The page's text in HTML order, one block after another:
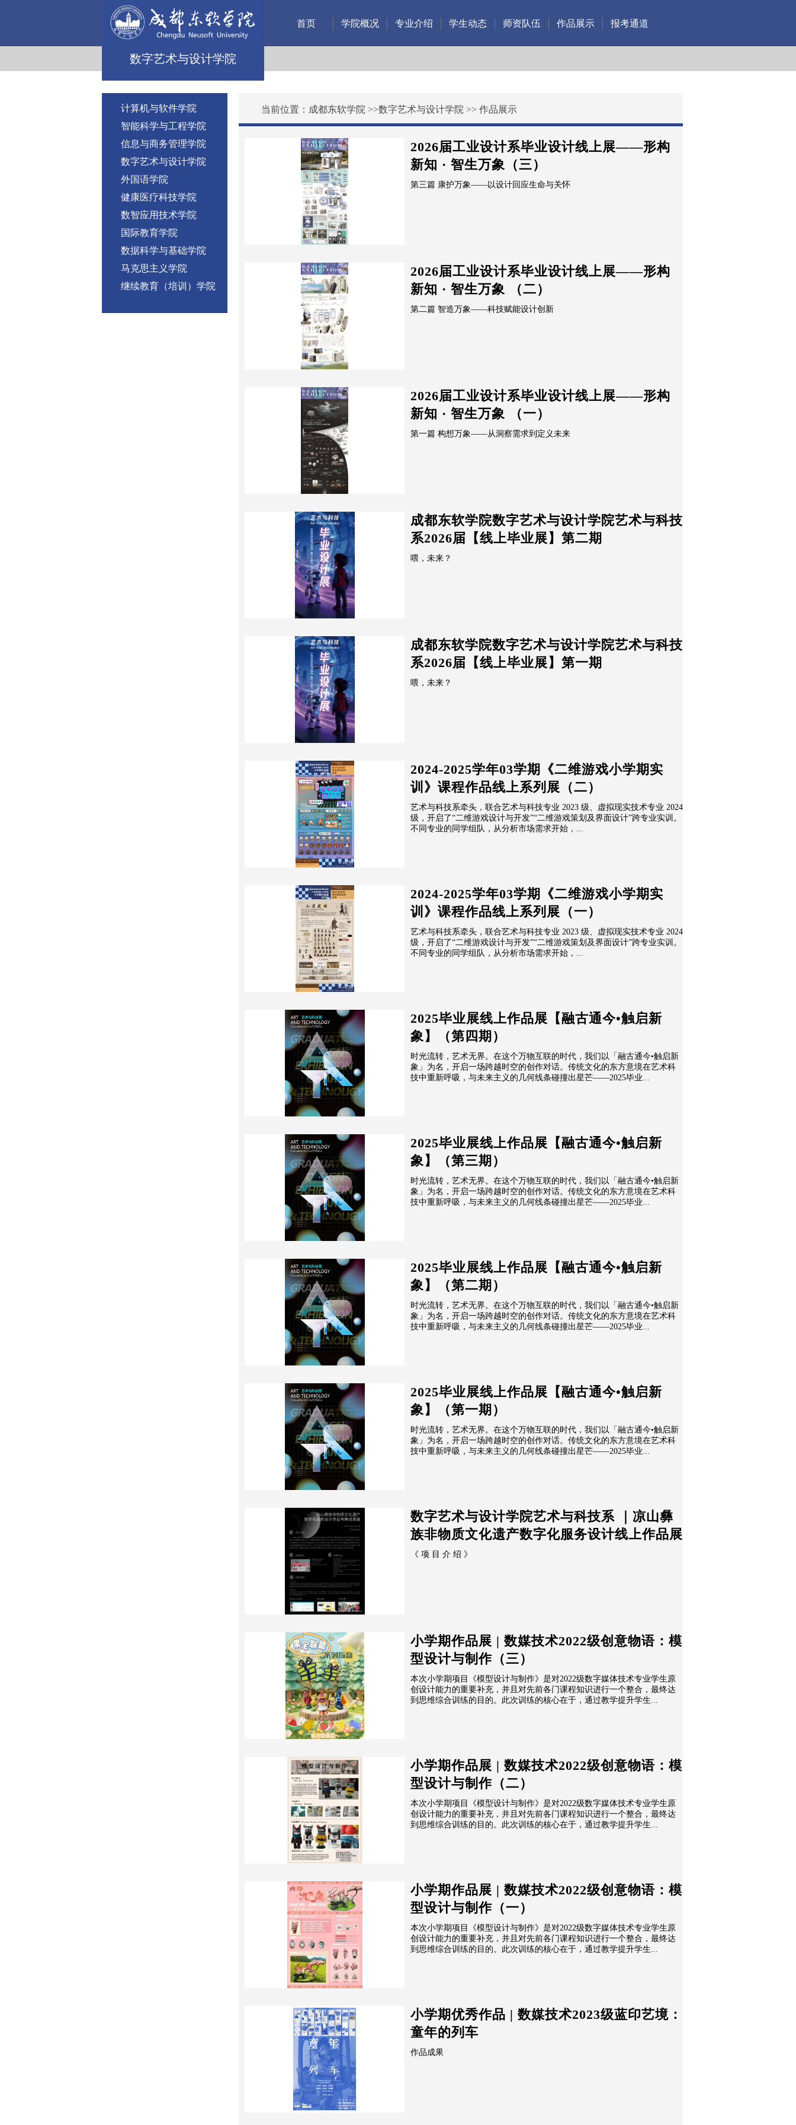
数字艺术与设计学院
首页 学院概况 专业介绍 学生动态 师资队伍 作品展示 报考通道
计算机与软件学院
智能科学与工程学院
信息与商务管理学院
数字艺术与设计学院
外国语学院
健康医疗科技学院
数智应用技术学院
国际教育学院
数据科学与基础学院
马克思主义学院
继续教育（培训）学院
当前位置： 成都东软学院 >>数字艺术与设计学院 >> 作品展示
2026届工业设计系毕业设计线上展——形构
新知 · 智生万象（三）
第三篇 康护万象——以设计回应生命与关怀
2026届工业设计系毕业设计线上展——形构
新知 · 智生万象 （二）
第二篇 智造万象——科技赋能设计创新
2026届工业设计系毕业设计线上展——形构
新知 · 智生万象 （一）
第一篇 构想万象——从洞察需求到定义未来
成都东软学院数字艺术与设计学院艺术与科技
系2026届【线上毕业展】第二期
喂，未来？
成都东软学院数字艺术与设计学院艺术与科技
系2026届【线上毕业展】第一期
喂，未来？
2024-2025学年03学期《二维游戏小学期实
训》课程作品线上系列展（二）
艺术与科技系牵头，联合艺术与科技专业 2023 级、虚拟现实技术专业 2024
级，开启了“二维游戏设计与开发”“二维游戏策划及界面设计”跨专业实训。
不同专业的同学组队，从分析市场需求开始，...
2024-2025学年03学期《二维游戏小学期实
训》课程作品线上系列展（一）
艺术与科技系牵头，联合艺术与科技专业 2023 级、虚拟现实技术专业 2024
级，开启了“二维游戏设计与开发”“二维游戏策划及界面设计”跨专业实训。
不同专业的同学组队，从分析市场需求开始，...
2025毕业展线上作品展【融古通今•触启新
象】（第四期）
时光流转，艺术无界。在这个万物互联的时代，我们以「融古通今•触启新
象」为名，开启一场跨越时空的创作对话。传统文化的东方意境在艺术科
技中重新呼吸，与未来主义的几何线条碰撞出星芒——2025毕业...
2025毕业展线上作品展【融古通今•触启新
象】（第三期）
时光流转，艺术无界。在这个万物互联的时代，我们以「融古通今•触启新
象」为名，开启一场跨越时空的创作对话。传统文化的东方意境在艺术科
技中重新呼吸，与未来主义的几何线条碰撞出星芒——2025毕业...
2025毕业展线上作品展【融古通今•触启新
象】（第二期）
时光流转，艺术无界。在这个万物互联的时代，我们以「融古通今•触启新
象」为名，开启一场跨越时空的创作对话。传统文化的东方意境在艺术科
技中重新呼吸，与未来主义的几何线条碰撞出星芒——2025毕业...
2025毕业展线上作品展【融古通今•触启新
象】（第一期）
时光流转，艺术无界。在这个万物互联的时代，我们以「融古通今•触启新
象」为名，开启一场跨越时空的创作对话。传统文化的东方意境在艺术科
技中重新呼吸，与未来主义的几何线条碰撞出星芒——2025毕业...
数字艺术与设计学院艺术与科技系 ｜凉山彝
族非物质文化遗产数字化服务设计线上作品展
《 项 目 介 绍 》
小学期作品展 | 数媒技术2022级创意物语：模
型设计与制作（三）
本次小学期项目《模型设计与制作》是对2022级数字媒体技术专业学生原
创设计能力的重要补充，并且对先前各门课程知识进行一个整合，最终达
到思维综合训练的目的。此次训练的核心在于，通过教学提升学生...
小学期作品展 | 数媒技术2022级创意物语：模
型设计与制作（二）
本次小学期项目《模型设计与制作》是对2022级数字媒体技术专业学生原
创设计能力的重要补充，并且对先前各门课程知识进行一个整合，最终达
到思维综合训练的目的。此次训练的核心在于，通过教学提升学生...
小学期作品展 | 数媒技术2022级创意物语：模
型设计与制作（一）
本次小学期项目《模型设计与制作》是对2022级数字媒体技术专业学生原
创设计能力的重要补充，并且对先前各门课程知识进行一个整合，最终达
到思维综合训练的目的。此次训练的核心在于，通过教学提升学生...
小学期优秀作品 | 数媒技术2023级蓝印艺境：
童年的列车
作品成果